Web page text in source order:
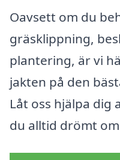
Oavsett om du
gräsklippning,
plantering, är vi
jakten på den
Låt oss hjälpa dig
du alltid drömt